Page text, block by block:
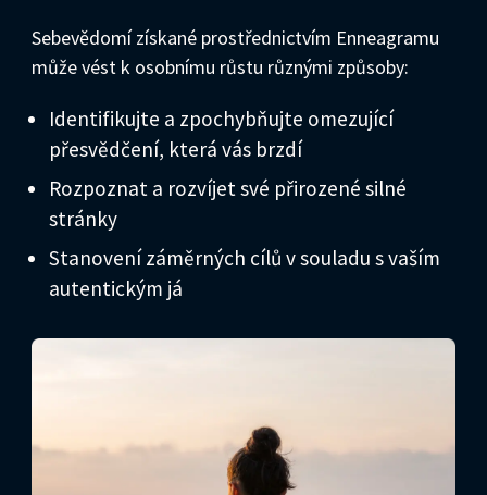
Sebevědomí získané prostřednictvím Enneagramu
může vést k osobnímu růstu různými způsoby:
Identifikujte a zpochybňujte omezující
přesvědčení, která vás brzdí
Rozpoznat a rozvíjet své přirozené silné
stránky
Stanovení záměrných cílů v souladu s vaším
autentickým já